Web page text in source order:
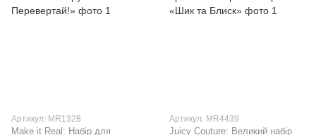
Артикул: MR1328
Make it Real: Набір для
Артикул: MR4439
Juicy Couture: Великий набір